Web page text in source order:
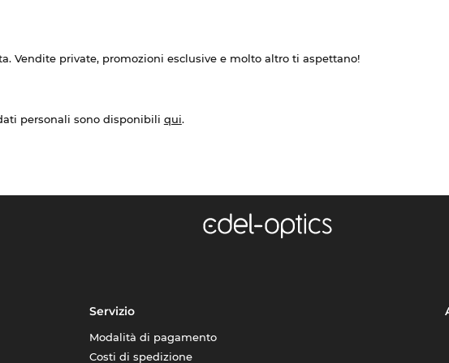
Vendite private, promozioni esclusive e molto altro ti aspettano!
personali sono disponibili qui.
Servizio
Modalità di pagamento
Costi di spedizione